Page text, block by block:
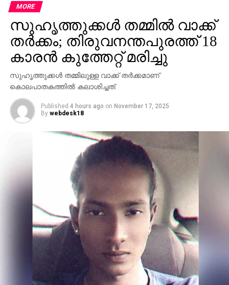
തുടങ്ങിയ നേതാക്കളാണ് പ്രകാശന ചടങ്ങില്‍
പങ്കെടുത്തത്.
MORE
സുഹൃത്തുക്കള്‍ തമ്മില്‍ വാക്ക്
തര്‍ക്കം; തിരുവനന്തപുരത്ത് 18
കാരന്‍ കുത്തേറ്റ് മരിച്ചു
സുഹൃത്തുക്കള്‍ തമ്മിലുള്ള വാക്ക് തര്‍ക്കമാണ്
കൊലപാതകത്തില്‍ കലാശിച്ചത്.
Published 4 hours ago on November 17, 2025
By webdesk18